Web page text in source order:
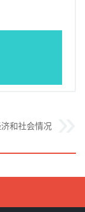
和社会情况